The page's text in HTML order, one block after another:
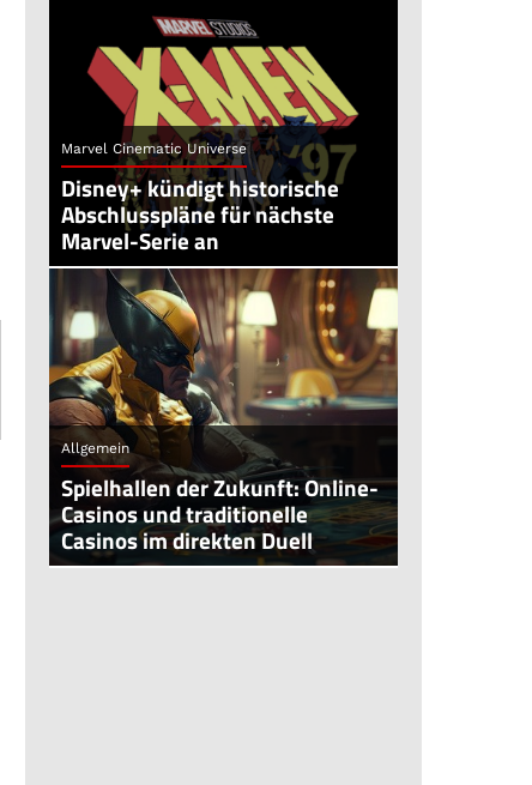
Marvel Cinematic Universe
Disney+ kündigt historische
Abschlusspläne für nächste
Marvel-Serie an
Allgemein
Spielhallen der Zukunft: Online-
Casinos und traditionelle
Casinos im direkten Duell